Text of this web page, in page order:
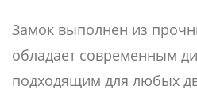
Замок выполнен из
обладает современным
подходящим для любых